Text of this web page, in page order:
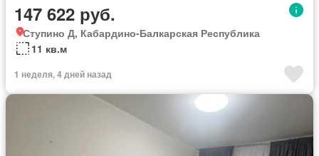
147 622 руб.
Ступино Д, Кабардино-Балкарская Республика
11 кв.м
1 неделя, 4 дней назад